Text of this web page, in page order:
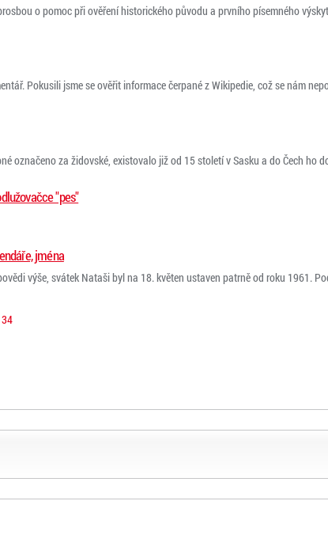
o pomoc při ověření historického původu a prvního písemného
Pokusili jsme se ověřit informace čerpané z Wikipedie, což se nám
označeno za židovské, existovalo již od 15 století v Sasku a do Čech ho
"pes"
jména
výše, svátek Nataši byl na 18. květen ustaven patrně od roku 1961.
34